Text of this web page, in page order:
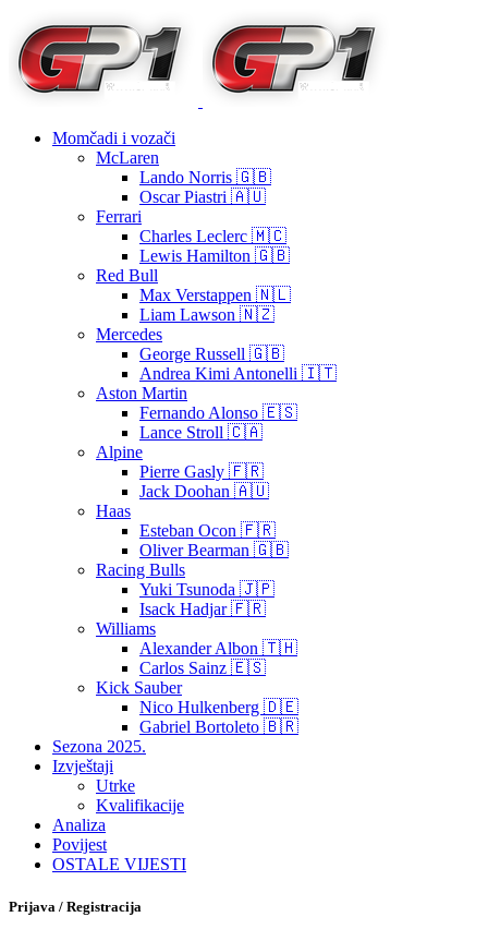
Momčadi i vozači
McLaren
Lando Norris 🇬🇧
Oscar Piastri 🇦🇺
Ferrari
Charles Leclerc 🇲🇨
Lewis Hamilton 🇬🇧
Red Bull
Max Verstappen 🇳🇱
Liam Lawson 🇳🇿
Mercedes
George Russell 🇬🇧
Andrea Kimi Antonelli 🇮🇹
Aston Martin
Fernando Alonso 🇪🇸
Lance Stroll 🇨🇦
Alpine
Pierre Gasly 🇫🇷
Jack Doohan 🇦🇺
Haas
Esteban Ocon 🇫🇷
Oliver Bearman 🇬🇧
Racing Bulls
Yuki Tsunoda 🇯🇵
Isack Hadjar 🇫🇷
Williams
Alexander Albon 🇹🇭
Carlos Sainz 🇪🇸
Kick Sauber
Nico Hulkenberg 🇩🇪
Gabriel Bortoleto 🇧🇷
Sezona 2025.
Izvještaji
Utrke
Kvalifikacije
Analiza
Povijest
OSTALE VIJESTI
Prijava / Registracija